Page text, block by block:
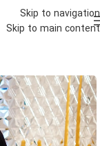
Skip to navigation
Skip to main content
موجودی های جدید و